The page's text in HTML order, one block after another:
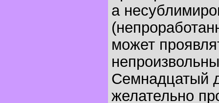
а
может
Семнадцатый
желательно